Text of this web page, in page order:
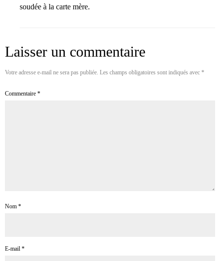
soudée à la carte mère.
Laisser un commentaire
Votre adresse e-mail ne sera pas publiée. Les champs obligatoires sont indiqués avec *
Commentaire *
Nom *
E-mail *